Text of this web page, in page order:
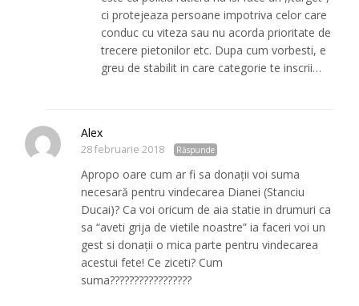
ci protejeaza persoane impotriva celor care
conduc cu viteza sau nu acorda prioritate de
trecere pietonilor etc. Dupa cum vorbesti, e
greu de stabilit in care categorie te inscrii…
Alex
28 februarie 2018 Răspunde
Apropo oare cum ar fi sa donații voi suma
necesară pentru vindecarea Dianei (Stanciu
Ducai)? Ca voi oricum de aia statie in drumuri ca
sa “aveti grija de vietile noastre” ia faceri voi un
gest si donații o mica parte pentru vindecarea
acestui fete! Ce ziceti? Cum
suma?????????????????